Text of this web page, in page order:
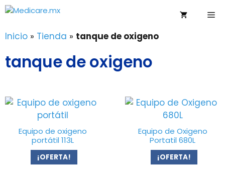
Saltar
contenido
Inicio » Tienda » tanque de oxigeno
tanque de oxigeno
Equipo de oxigeno
portátil 113L
¡OFERTA!
Equipo de Oxigeno
Portatil 680L
¡OFERTA!